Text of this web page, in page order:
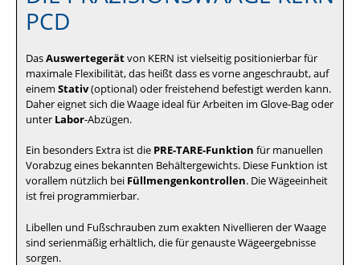
PCD
DasAuswertegerätvon KERN ist vielseitig positionierbar für
maximale Flexibilität, das heißt dass es vorne angeschraubt, auf
einem Stativ(optional) oder freistehend befestigt werden kann.
Daher eignet sich die Waage ideal für Arbeiten im Glove-Bag oder
unter Labor-Abzügen.
Ein besonders Extra ist die PRE-TARE-Funktion für manuellen
Vorabzug eines bekannten Behältergewichts. Diese Funktion ist
vorallem nützlich bei Füllmengenkontrollen. Die Wägeeinheit
ist frei programmierbar.
Libellen und Fußschrauben zum exakten Nivellieren der Waage
sind serienmäßig erhältlich, die für genauste Wägeergebnisse
sorgen.